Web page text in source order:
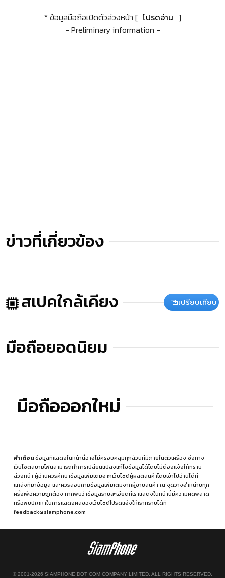
* ข้อมูลมือถือเปิดตัวล่วงหน้า [ โปรดอ่าน ]
- Preliminary information -
ข่าวที่เกี่ยวข้อง
สเปคใกล้เคียง เปรียบเทียบ
มือถือยอดนิยม
มือถือออกใหม่
คำเตือนข้อมูลที่แสดงในหน้านี้อาจไม่ครอบคลุมทุกส่วนที่มีภายในตัวเครื่อง ซึ่งทาง
เว็บไซต์สยามโฟนสามารถทำการเปลี่ยนแปลงแก้ไขข้อมูลได้โดยไม่ต้องแจ้งให้ทราบ
ล่วงหน้า ผู้อ่านควรศึกษาข้อมูลเพิ่มเติมจากเว็บไซต์ผู้ผลิตสินค้าโดยเข้าไปอ่านได้ที่
แหล่งที่มาข้อมูล และควรสอบถามข้อมูลเพิ่มเติมจากผู้ขายสินค้า ณ จุดวางจำหน่ายทุก
ครั้งเพื่อความถูกต้อง หากพบว่าข้อมูลรายละเอียดที่เราแสดงในหน้านี้มีความผิดพลาด
หรือพบปัญหาในการแสดงผลของเว็บไซต์โปรดแจ้งให้เราทราบได้ที่
feedback@siamphone.com
© 2001-2026 SIAMPHONE DOT COM COMPANY LIMITED. ALL RIGHTS RESERVED.